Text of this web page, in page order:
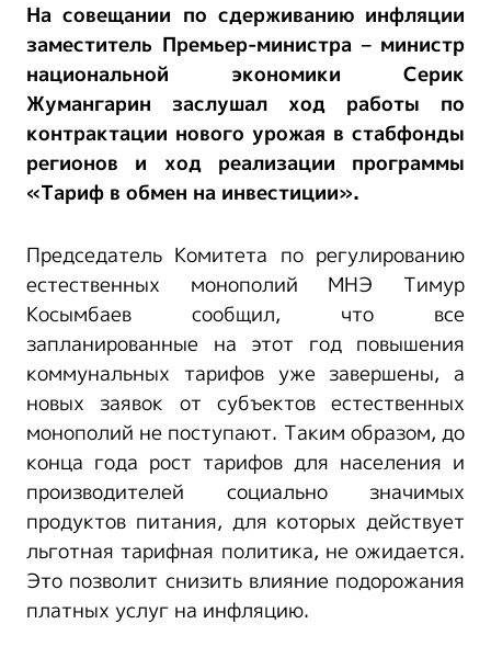
На совещании по сдерживанию инфляции
заместитель Премьер-министра – министр
национальной экономики Серик
Жумангарин заслушал ход работы по
контрактации нового урожая в стабфонды
регионов и ход реализации программы
«Тариф в обмен на инвестиции».
Председатель Комитета по регулированию
естественных монополий МНЭ Тимур
Косымбаев сообщил, что все
запланированные на этот год повышения
коммунальных тарифов уже завершены, а
новых заявок от субъектов естественных
монополий не поступают. Таким образом, до
конца года рост тарифов для населения и
производителей социально значимых
продуктов питания, для которых действует
льготная тарифная политика, не ожидается.
Это позволит снизить влияние подорожания
платных услуг на инфляцию.